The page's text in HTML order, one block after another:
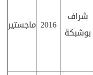
شراف
بوشبكة
2016 ماجستير